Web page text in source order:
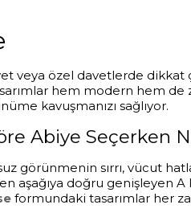
veya özel davetlerde dikkat
hem modern hem de
kavuşmanızı sağlıyor.
Abiye Seçerken
görünmenin sırrı, vücut
aşağıya doğru genişleyen
formundaki tasarımlar her